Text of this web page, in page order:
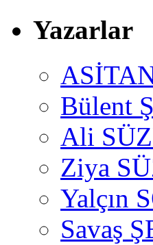
Yazarlar
Bülent
Ali
Ziya
Yalçın
Savaş